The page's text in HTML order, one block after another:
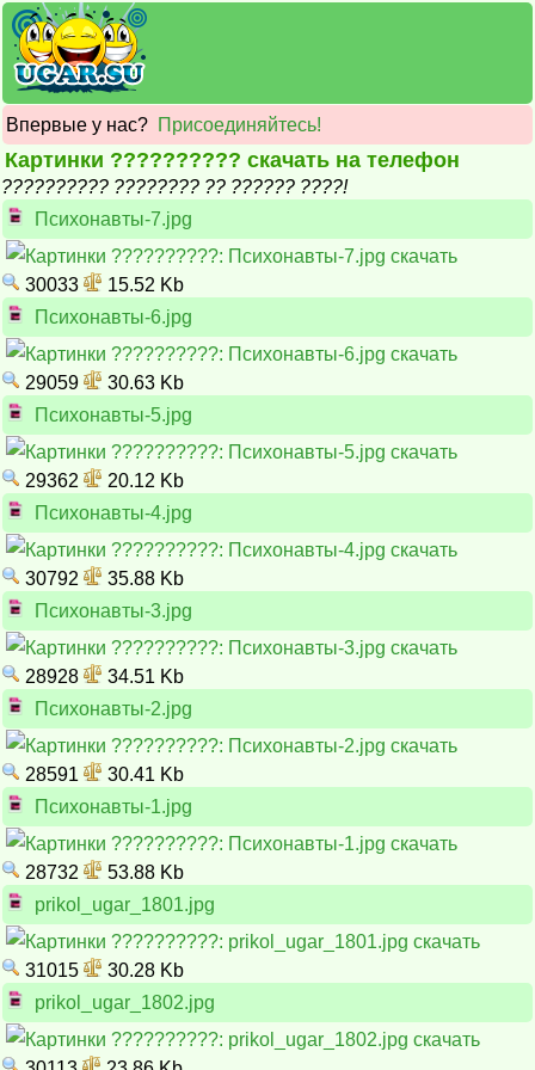
Впервые у нас? Присоединяйтесь!
Картинки ?????????? скачать на телефон
?????????? ???????? ?? ?????? ????!
Психонавты-7.jpg
30033
15.52 Kb
Психонавты-6.jpg
29059
30.63 Kb
Психонавты-5.jpg
29362
20.12 Kb
Психонавты-4.jpg
30792
35.88 Kb
Психонавты-3.jpg
28928
34.51 Kb
Психонавты-2.jpg
28591
30.41 Kb
Психонавты-1.jpg
28732
53.88 Kb
prikol_ugar_1801.jpg
31015
30.28 Kb
prikol_ugar_1802.jpg